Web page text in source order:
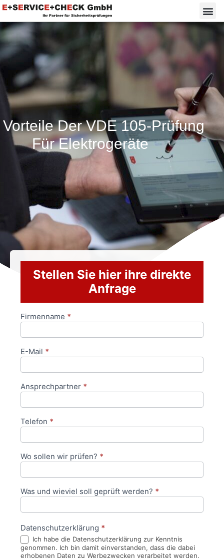
Der VDE 105-Prüfung
Für Elektrogeräte
Stellen Sie hier ihre direkte
Anfrage
Anfrageformular
Firmenname *
E-Mail *
Ansprechpartner *
Telefon *
Wo sollen wir prüfen? *
Was und wieviel soll geprüft werden? *
Datenschutzerklärung *
Ich habe die Datenschutzerklärung zur Kenntnis
genommen. Ich bin damit einverstanden, dass die dabei
erhobenen Daten zu Werbezwecken verarbeitet werden.